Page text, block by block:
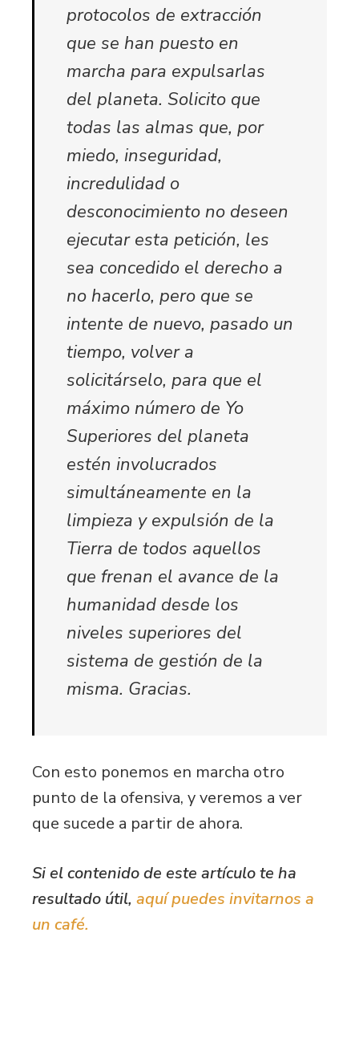
protocolos de extracción
que se han puesto en
marcha para expulsarlas
del planeta. Solicito que
todas las almas que, por
miedo, inseguridad,
incredulidad o
desconocimiento no deseen
ejecutar esta petición, les
sea concedido el derecho a
no hacerlo, pero que se
intente de nuevo, pasado un
tiempo, volver a
solicitárselo, para que el
máximo número de Yo
Superiores del planeta
estén involucrados
simultáneamente en la
limpieza y expulsión de la
Tierra de todos aquellos
que frenan el avance de la
humanidad desde los
niveles superiores del
sistema de gestión de la
misma. Gracias.
Con esto ponemos en marcha otro
punto de la ofensiva, y veremos a ver
que sucede a partir de ahora.
Si el contenido de este artículo te ha
resultado útil, aquí puedes invitarnos a
un café.